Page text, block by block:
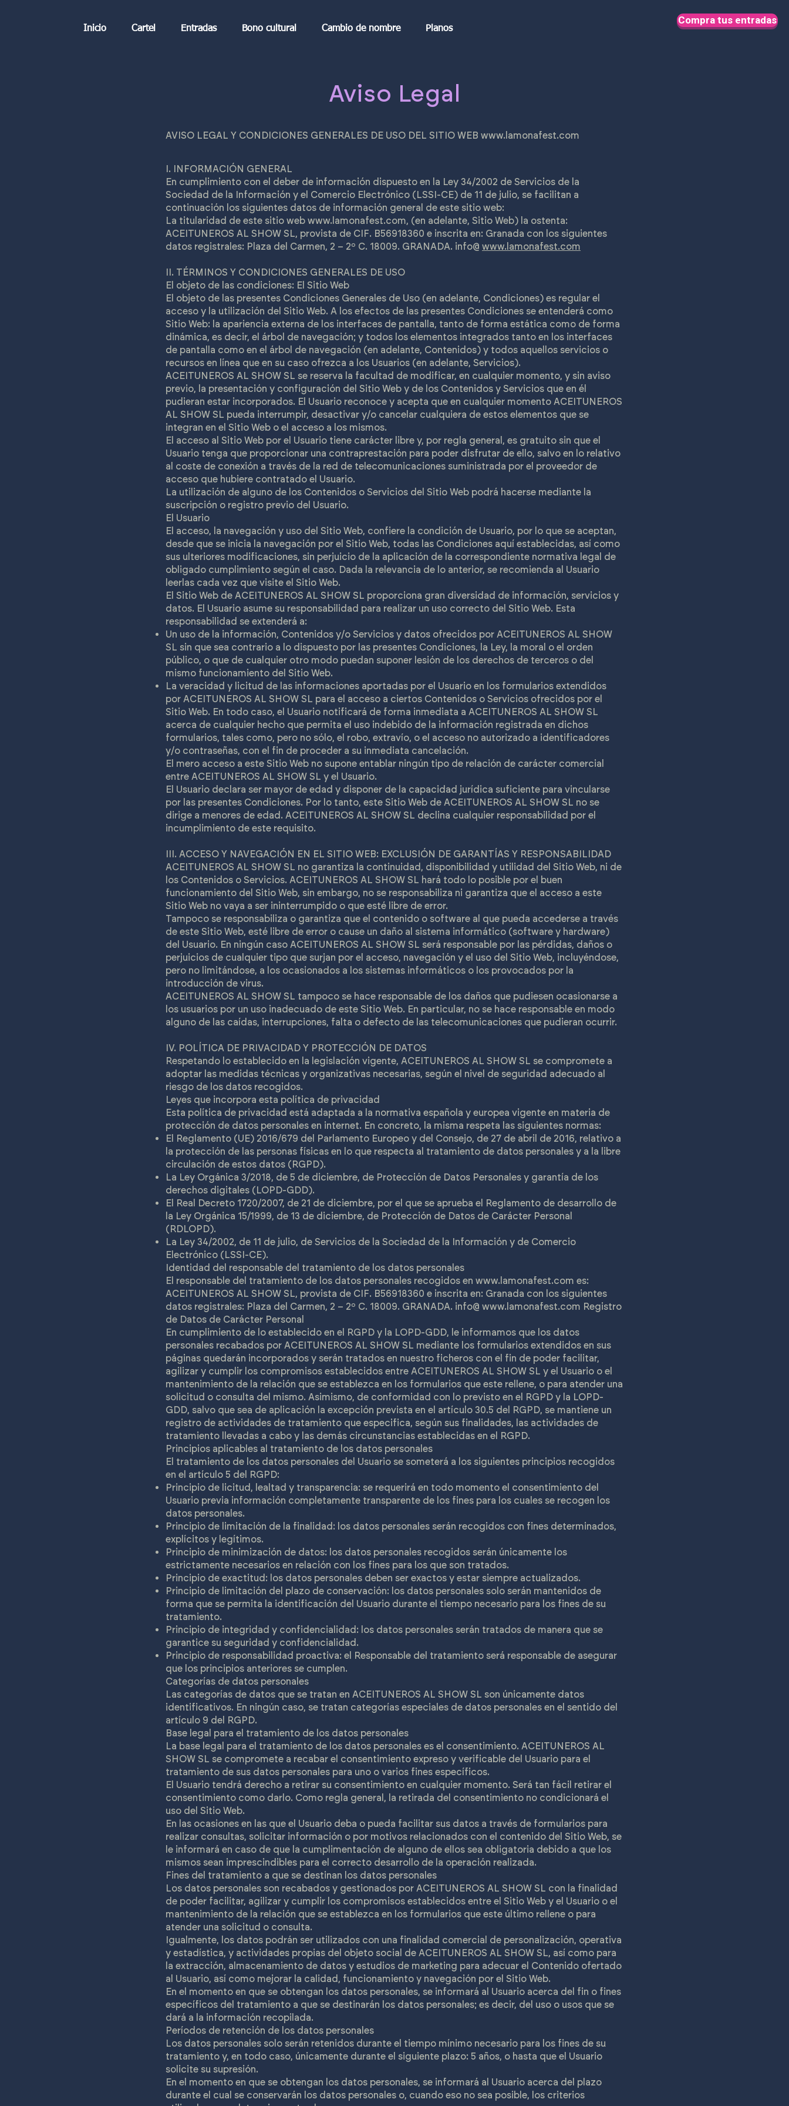
Inicio Cartel Entradas Bono cultural Cambio de nombre Planos
Compra tus entradas
Aviso Legal
AVISO LEGAL Y CONDICIONES GENERALES DE USO DEL SITIO WEB www.lamonafest.com
I. INFORMACIÓN GENERAL
En cumplimiento con el deber de información dispuesto en la Ley 34/2002 de Servicios de la
Sociedad de la Información y el Comercio Electrónico (LSSI-CE) de 11 de julio, se facilitan a
continuación los siguientes datos de información general de este sitio web:
La titularidad de este sitio web www.lamonafest.com, (en adelante, Sitio Web) la ostenta:
ACEITUNEROS AL SHOW SL, provista de CIF. B56918360 e inscrita en: Granada con los siguientes
datos registrales: Plaza del Carmen, 2 – 2º C. 18009. GRANADA. info@ www.lamonafest.com
II. TÉRMINOS Y CONDICIONES GENERALES DE USO
El objeto de las condiciones: El Sitio Web
El objeto de las presentes Condiciones Generales de Uso (en adelante, Condiciones) es regular el
acceso y la utilización del Sitio Web. A los efectos de las presentes Condiciones se entenderá como
Sitio Web: la apariencia externa de los interfaces de pantalla, tanto de forma estática como de forma
dinámica, es decir, el árbol de navegación; y todos los elementos integrados tanto en los interfaces
de pantalla como en el árbol de navegación (en adelante, Contenidos) y todos aquellos servicios o
recursos en línea que en su caso ofrezca a los Usuarios (en adelante, Servicios).
ACEITUNEROS AL SHOW SL se reserva la facultad de modificar, en cualquier momento, y sin aviso
previo, la presentación y configuración del Sitio Web y de los Contenidos y Servicios que en él
pudieran estar incorporados. El Usuario reconoce y acepta que en cualquier momento ACEITUNEROS
AL SHOW SL pueda interrumpir, desactivar y/o cancelar cualquiera de estos elementos que se
integran en el Sitio Web o el acceso a los mismos.
El acceso al Sitio Web por el Usuario tiene carácter libre y, por regla general, es gratuito sin que el
Usuario tenga que proporcionar una contraprestación para poder disfrutar de ello, salvo en lo relativo
al coste de conexión a través de la red de telecomunicaciones suministrada por el proveedor de
acceso que hubiere contratado el Usuario.
La utilización de alguno de los Contenidos o Servicios del Sitio Web podrá hacerse mediante la
suscripción o registro previo del Usuario.
El Usuario
El acceso, la navegación y uso del Sitio Web, confiere la condición de Usuario, por lo que se aceptan,
desde que se inicia la navegación por el Sitio Web, todas las Condiciones aquí establecidas, así como
sus ulteriores modificaciones, sin perjuicio de la aplicación de la correspondiente normativa legal de
obligado cumplimiento según el caso. Dada la relevancia de lo anterior, se recomienda al Usuario
leerlas cada vez que visite el Sitio Web.
El Sitio Web de ACEITUNEROS AL SHOW SL proporciona gran diversidad de información, servicios y
datos. El Usuario asume su responsabilidad para realizar un uso correcto del Sitio Web. Esta
responsabilidad se extenderá a:
Un uso de la información, Contenidos y/o Servicios y datos ofrecidos por ACEITUNEROS AL SHOW
SL sin que sea contrario a lo dispuesto por las presentes Condiciones, la Ley, la moral o el orden
público, o que de cualquier otro modo puedan suponer lesión de los derechos de terceros o del
mismo funcionamiento del Sitio Web.
La veracidad y licitud de las informaciones aportadas por el Usuario en los formularios extendidos
por ACEITUNEROS AL SHOW SL para el acceso a ciertos Contenidos o Servicios ofrecidos por el
Sitio Web. En todo caso, el Usuario notificará de forma inmediata a ACEITUNEROS AL SHOW SL
acerca de cualquier hecho que permita el uso indebido de la información registrada en dichos
formularios, tales como, pero no sólo, el robo, extravío, o el acceso no autorizado a identificadores
y/o contraseñas, con el fin de proceder a su inmediata cancelación.
El mero acceso a este Sitio Web no supone entablar ningún tipo de relación de carácter comercial
entre ACEITUNEROS AL SHOW SL y el Usuario.
El Usuario declara ser mayor de edad y disponer de la capacidad jurídica suficiente para vincularse
por las presentes Condiciones. Por lo tanto, este Sitio Web de ACEITUNEROS AL SHOW SL no se
dirige a menores de edad. ACEITUNEROS AL SHOW SL declina cualquier responsabilidad por el
incumplimiento de este requisito.
III. ACCESO Y NAVEGACIÓN EN EL SITIO WEB: EXCLUSIÓN DE GARANTÍAS Y RESPONSABILIDAD
ACEITUNEROS AL SHOW SL no garantiza la continuidad, disponibilidad y utilidad del Sitio Web, ni de
los Contenidos o Servicios. ACEITUNEROS AL SHOW SL hará todo lo posible por el buen
funcionamiento del Sitio Web, sin embargo, no se responsabiliza ni garantiza que el acceso a este
Sitio Web no vaya a ser ininterrumpido o que esté libre de error.
Tampoco se responsabiliza o garantiza que el contenido o software al que pueda accederse a través
de este Sitio Web, esté libre de error o cause un daño al sistema informático (software y hardware)
del Usuario. En ningún caso ACEITUNEROS AL SHOW SL será responsable por las pérdidas, daños o
perjuicios de cualquier tipo que surjan por el acceso, navegación y el uso del Sitio Web, incluyéndose,
pero no limitándose, a los ocasionados a los sistemas informáticos o los provocados por la
introducción de virus.
ACEITUNEROS AL SHOW SL tampoco se hace responsable de los daños que pudiesen ocasionarse a
los usuarios por un uso inadecuado de este Sitio Web. En particular, no se hace responsable en modo
alguno de las caídas, interrupciones, falta o defecto de las telecomunicaciones que pudieran ocurrir.
IV. POLÍTICA DE PRIVACIDAD Y PROTECCIÓN DE DATOS
Respetando lo establecido en la legislación vigente, ACEITUNEROS AL SHOW SL se compromete a
adoptar las medidas técnicas y organizativas necesarias, según el nivel de seguridad adecuado al
riesgo de los datos recogidos.
Leyes que incorpora esta política de privacidad
Esta política de privacidad está adaptada a la normativa española y europea vigente en materia de
protección de datos personales en internet. En concreto, la misma respeta las siguientes normas:
El Reglamento (UE) 2016/679 del Parlamento Europeo y del Consejo, de 27 de abril de 2016, relativo a
la protección de las personas físicas en lo que respecta al tratamiento de datos personales y a la libre
circulación de estos datos (RGPD).
La Ley Orgánica 3/2018, de 5 de diciembre, de Protección de Datos Personales y garantía de los
derechos digitales (LOPD-GDD).
El Real Decreto 1720/2007, de 21 de diciembre, por el que se aprueba el Reglamento de desarrollo de
la Ley Orgánica 15/1999, de 13 de diciembre, de Protección de Datos de Carácter Personal
(RDLOPD).
La Ley 34/2002, de 11 de julio, de Servicios de la Sociedad de la Información y de Comercio
Electrónico (LSSI-CE).
Identidad del responsable del tratamiento de los datos personales
El responsable del tratamiento de los datos personales recogidos en www.lamonafest.com es:
ACEITUNEROS AL SHOW SL, provista de CIF. B56918360 e inscrita en: Granada con los siguientes
datos registrales: Plaza del Carmen, 2 – 2º C. 18009. GRANADA. info@ www.lamonafest.com Registro
de Datos de Carácter Personal
En cumplimiento de lo establecido en el RGPD y la LOPD-GDD, le informamos que los datos
personales recabados por ACEITUNEROS AL SHOW SL mediante los formularios extendidos en sus
páginas quedarán incorporados y serán tratados en nuestro ficheros con el fin de poder facilitar,
agilizar y cumplir los compromisos establecidos entre ACEITUNEROS AL SHOW SL y el Usuario o el
mantenimiento de la relación que se establezca en los formularios que este rellene, o para atender una
solicitud o consulta del mismo. Asimismo, de conformidad con lo previsto en el RGPD y la LOPD-
GDD, salvo que sea de aplicación la excepción prevista en el artículo 30.5 del RGPD, se mantiene un
registro de actividades de tratamiento que especifica, según sus finalidades, las actividades de
tratamiento llevadas a cabo y las demás circunstancias establecidas en el RGPD.
Principios aplicables al tratamiento de los datos personales
El tratamiento de los datos personales del Usuario se someterá a los siguientes principios recogidos
en el artículo 5 del RGPD:
Principio de licitud, lealtad y transparencia: se requerirá en todo momento el consentimiento del
Usuario previa información completamente transparente de los fines para los cuales se recogen los
datos personales.
Principio de limitación de la finalidad: los datos personales serán recogidos con fines determinados,
explícitos y legítimos.
Principio de minimización de datos: los datos personales recogidos serán únicamente los
estrictamente necesarios en relación con los fines para los que son tratados.
Principio de exactitud: los datos personales deben ser exactos y estar siempre actualizados.
Principio de limitación del plazo de conservación: los datos personales solo serán mantenidos de
forma que se permita la identificación del Usuario durante el tiempo necesario para los fines de su
tratamiento.
Principio de integridad y confidencialidad: los datos personales serán tratados de manera que se
garantice su seguridad y confidencialidad.
Principio de responsabilidad proactiva: el Responsable del tratamiento será responsable de asegurar
que los principios anteriores se cumplen.
Categorías de datos personales
Las categorías de datos que se tratan en ACEITUNEROS AL SHOW SL son únicamente datos
identificativos. En ningún caso, se tratan categorías especiales de datos personales en el sentido del
artículo 9 del RGPD.
Base legal para el tratamiento de los datos personales
La base legal para el tratamiento de los datos personales es el consentimiento. ACEITUNEROS AL
SHOW SL se compromete a recabar el consentimiento expreso y verificable del Usuario para el
tratamiento de sus datos personales para uno o varios fines específicos.
El Usuario tendrá derecho a retirar su consentimiento en cualquier momento. Será tan fácil retirar el
consentimiento como darlo. Como regla general, la retirada del consentimiento no condicionará el
uso del Sitio Web.
En las ocasiones en las que el Usuario deba o pueda facilitar sus datos a través de formularios para
realizar consultas, solicitar información o por motivos relacionados con el contenido del Sitio Web, se
le informará en caso de que la cumplimentación de alguno de ellos sea obligatoria debido a que los
mismos sean imprescindibles para el correcto desarrollo de la operación realizada.
Fines del tratamiento a que se destinan los datos personales
Los datos personales son recabados y gestionados por ACEITUNEROS AL SHOW SL con la finalidad
de poder facilitar, agilizar y cumplir los compromisos establecidos entre el Sitio Web y el Usuario o el
mantenimiento de la relación que se establezca en los formularios que este último rellene o para
atender una solicitud o consulta.
Igualmente, los datos podrán ser utilizados con una finalidad comercial de personalización, operativa
y estadística, y actividades propias del objeto social de ACEITUNEROS AL SHOW SL, así como para
la extracción, almacenamiento de datos y estudios de marketing para adecuar el Contenido ofertado
al Usuario, así como mejorar la calidad, funcionamiento y navegación por el Sitio Web.
En el momento en que se obtengan los datos personales, se informará al Usuario acerca del fin o fines
específicos del tratamiento a que se destinarán los datos personales; es decir, del uso o usos que se
dará a la información recopilada.
Períodos de retención de los datos personales
Los datos personales solo serán retenidos durante el tiempo mínimo necesario para los fines de su
tratamiento y, en todo caso, únicamente durante el siguiente plazo: 5 años, o hasta que el Usuario
solicite su supresión.
En el momento en que se obtengan los datos personales, se informará al Usuario acerca del plazo
durante el cual se conservarán los datos personales o, cuando eso no sea posible, los criterios